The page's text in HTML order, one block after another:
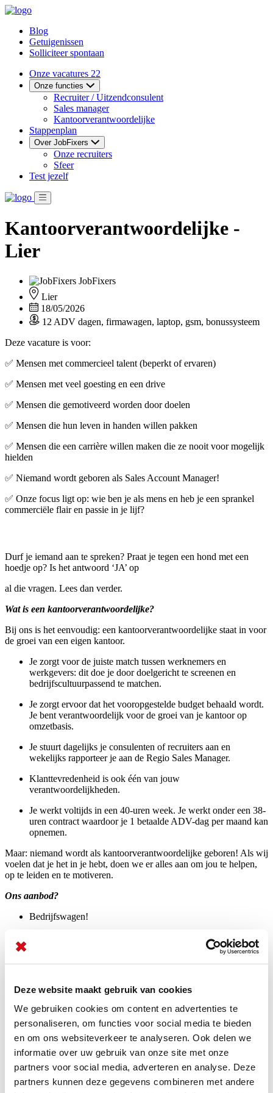
Deze website maakt gebruik van cookies
We gebruiken cookies om content en advertenties te
personaliseren, om functies voor social media te bieden
en om ons websiteverkeer te analyseren. Ook delen we
informatie over uw gebruik van onze site met onze
partners voor social media, adverteren en analyse. Deze
partners kunnen deze gegevens combineren met andere
Blog
Getuigenissen
Solliciteer spontaan
Onze vacatures 22
Onze functies
Recruiter / Uitzendconsulent
Sales manager
Kantoorverantwoordelijke
Stappenplan
Over JobFixers
Onze recruiters
Sfeer
Test jezelf
Kantoorverantwoordelijke -
Lier
JobFixers
Lier
18/05/2026
12 ADV dagen, firmawagen, laptop, gsm, bonussysteem
Deze vacature is voor:
✅ Mensen met commercieel talent (beperkt of ervaren)
✅ Mensen met veel goesting en een drive
✅ Mensen die gemotiveerd worden door doelen
✅ Mensen die hun leven in handen willen pakken
✅ Mensen die een carrière willen maken die ze nooit voor mogelijk
hielden
✅ Niemand wordt geboren als Sales Account Manager!
✅ Onze focus ligt op: wie ben je als mens en heb je een sprankel
commerciële flair en passie in je lijf?
Durf je iemand aan te spreken? Praat je tegen een hond met een
hoedje op? Is het antwoord ‘JA’ op
al die vragen. Lees dan verder.
Wat is een kantoorverantwoordelijke?
Bij ons is het eenvoudig: een kantoorverantwoordelijke staat in voor
de groei van een eigen kantoor.
Je zorgt voor de juiste match tussen werknemers en
werkgevers: dit doe je door doelgericht te screenen en
bedrijfscultuurpassend te matchen.
Je zorgt ervoor dat het vooropgestelde budget behaald wordt.
Je bent verantwoordelijk voor de groei van je kantoor op
omzetbasis.
Je stuurt dagelijks je consulenten of recruiters aan en
wekelijks rapporteer je aan de Regio Sales Manager.
Klanttevredenheid is ook één van jouw
verantwoordelijkheden.
Je werkt voltijds in een 40-uren week. Je werkt onder een 38-
uren contract waardoor je 1 betaalde ADV-dag per maand kan
opnemen.
Maar: niemand wordt als kantoorverantwoordelijke geboren! Als wij
voelen dat je het in je hebt, doen we er alles aan om jou te helpen,
op te leiden en te motiveren.
Ons aanbod?
Bedrijfswagen!
Een uitdagende en stimulerende omgeving waar je de kans
krijgt om jezelf te ontplooien en je carrière verder uit te
volgens target zijn uiteraard aanwezig, maar bovendien – en
met tonnen vol camaraderie en fun
Play hard, and work even harder
Begeleiding, aandacht en coaching